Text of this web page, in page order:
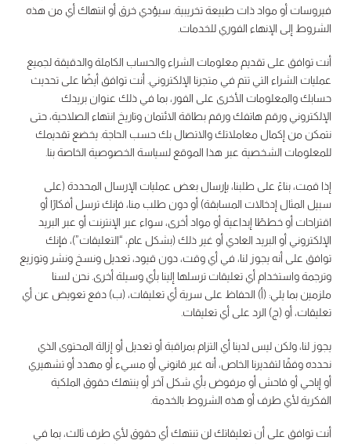
فيروسات أو مواد ذات طبيعة تخريبية. سيؤدي خرق أو انتهاك أي من هذه
الشروط إلى الإنهاء الفوري للخدمات.
أنت توافق على تقديم معلومات الشراء والحساب الكاملة والدقيقة لجميع
عمليات الشراء التي تتم في متجرنا الإلكتروني. أنت توافق أيضًا على تحديث
حسابك والمعلومات الأخرى على الفور، بما في ذلك عنوان بريدك
الإلكتروني ورقم هاتفك ورقم بطاقة الائتمان وتاريخ انتهاء الصلاحية، حتى
نتمكن من إكمال معاملاتك والاتصال بك حسب الحاجة. يخضع تقديمك
للمعلومات الشخصية عبر هذا الموقع لسياسة الخصوصية الخاصة بنا.
إذا قمت، بناءً على طلبنا، بإرسال بعض عمليات الإرسال المحددة (على
سبيل المثال إدخالات المسابقة) أو دون طلب منا، فإنك ترسل أفكارًا أو
اقتراحات أو خططًا إبداعية أو مواد أخرى، سواء عبر الإنترنت أو عبر البريد
الإلكتروني أو البريد العادي أو غير ذلك (بشكل عام، “التعليقات”)، فإنك
توافق على أنه يجوز لنا، في أي وقت، دون قيود، تعديل ونسخ ونشر وتوزيع
وترجمة واستخدام أي تعليقات ترسلها إلينا بأي وسيلة أخرى. نحن لسنا
ملزمين بما يلي: (أ) الحفاظ على سرية أي تعليقات، (ب) دفع تعويض عن أي
تعليقات، أو (ج) الرد على أي تعليقات.
يجوز لنا، ولكن ليس لدينا أي التزام بمراقبة أو تعديل أو إزالة المحتوى الذي
نحدده وفقًا لتقديرنا الخاص، أنه غير قانوني أو مسيء أو مهدد أو تشهيري
أو إباحي أو فاحش أو مرفوض بأي شكل آخر أو ينتهك حقوق الملكية
الفكرية لأي طرف أو هذه الشروط بالخدمة.
أنت توافق على أن تعليقاتك لن تنتهك أي حقوق لأي طرف ثالث، بما في